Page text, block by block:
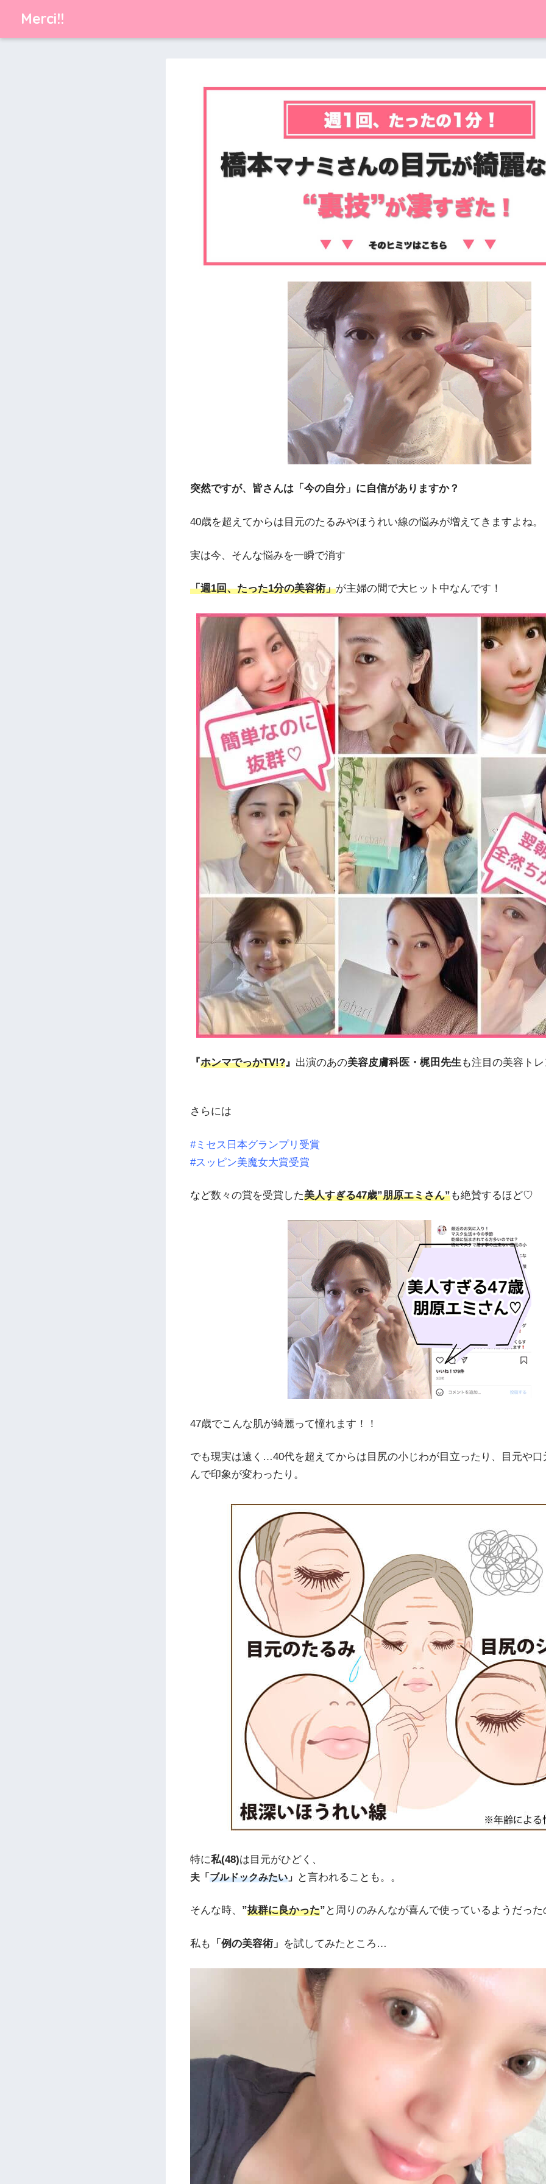
Merci!!
突然ですが、皆さんは「今の自分」に自信がありますか？
40歳を超えてからは目元のたるみやほうれい線の悩みが増えてきますよね。
実は今、そんな悩みを一瞬で消す
「週1回、たった1分の美容術」が主婦の間で大ヒット中なんです！
『ホンマでっかTV!? 』 出演のあの美容皮膚科医・梶田先生 も注目の美容ト
さらには
#ミセス日本グランプリ受賞
#スッピン美魔女大賞受賞
など数々の賞を受賞した美人すぎる47歳”朋原エミさん”も絶賛するほど♡
47歳でこんな肌が綺麗って憧れます！！
でも現実は遠く…40代を超えてからは目尻の小じわが目立ったり、目元や
んで印象が変わったり。
特に私(48)は目元がひどく、
夫「 ブルドックみたい 」 と言われることも。。
そんな時、 ”抜群に良かった” と周りのみんなが喜んで使っているようだった
私も 「例の美容術」 を試してみたところ…